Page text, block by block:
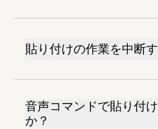
貼り付けの作業を中断
音声コマンドで貼り付
か？